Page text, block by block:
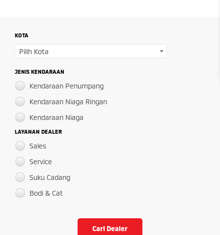
KOTA
Pilih Kota
JENIS KENDARAAN
Kendaraan Penumpang
Kendaraan Niaga Ringan
Kendaraan Niaga
LAYANAN DEALER
Sales
Service
Suku Cadang
Bodi & Cat
Cari Dealer